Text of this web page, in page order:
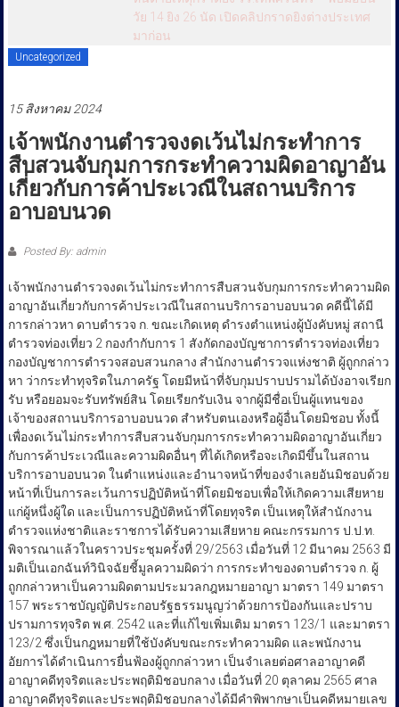
ข้าง
วัย 14 ยิง 26 นัด เปิดคลิปกราดยิงต่างประเทศ
มาก่อน
Uncategorized
15 สิงหาคม 2024
เจ้าพนักงานตำรวจงดเว้นไม่กระทำการ
สืบสวนจับกุมการกระทำความผิดอาญาอัน
เกี่ยวกับการค้าประเวณีในสถานบริการ
อาบอบนวด
Posted By: admin
เจ้าพนักงานตำรวจงดเว้นไม่กระทำการสืบสวนจับกุมการกระทำความผิด
อาญาอันเกี่ยวกับการค้าประเวณีในสถานบริการอาบอบนวด คดีนี้ได้มี
การกล่าวหา ดาบตำรวจ ก. ขณะเกิดเหตุ ดำรงตำแหน่งผู้บังคับหมู่ สถานี
ตำรวจท่องเที่ยว 2 กองกำกับการ 1 สังกัดกองบัญชาการตำรวจท่องเที่ยว
กองบัญชาการตำรวจสอบสวนกลาง สำนักงานตำรวจแห่งชาติ ผู้ถูกกล่าว
หา ว่ากระทำทุจริตในภาครัฐ โดยมีหน้าที่จับกุมปราบปรามได้บังอาจเรียก
รับ หรือยอมจะรับทรัพย์สิน โดยเรียกรับเงิน จากผู้มีชื่อเป็นผู้แทนของ
เจ้าของสถานบริการอาบอบนวด สำหรับตนเองหรือผู้อื่นโดยมิชอบ ทั้งนี้
เพื่องดเว้นไม่กระทำการสืบสวนจับกุมการกระทำความผิดอาญาอันเกี่ยว
กับการค้าประเวณีและความผิดอื่นๆ ที่ได้เกิดหรือจะเกิดมีขึ้นในสถาน
บริการอาบอบนวด ในตำแหน่งและอำนาจหน้าที่ของจำเลยอันมิชอบด้วย
หน้าที่เป็นการละเว้นการปฏิบัติหน้าที่โดยมิชอบเพื่อให้เกิดความเสียหาย
แก่ผู้หนึ่งผู้ใด และเป็นการปฏิบัติหน้าที่โดยทุจริต เป็นเหตุให้สำนักงาน
ตำรวจแห่งชาติและราชการได้รับความเสียหาย คณะกรรมการ ป.ป.ท.
พิจารณาแล้วในคราวประชุมครั้งที่ 29/2563 เมื่อวันที่ 12 มีนาคม 2563 มี
มติเป็นเอกฉันท์วินิจฉัยชี้มูลความผิดว่า การกระทำของดาบตำรวจ ก. ผู้
ถูกกล่าวหาเป็นความผิดตามประมวลกฎหมายอาญา มาตรา 149 มาตรา
157 พระราชบัญญัติประกอบรัฐธรรมนูญว่าด้วยการป้องกันและปราบ
ปรามการทุจริต พ.ศ. 2542 และที่แก้ไขเพิ่มเติม มาตรา 123/1 และมาตรา
123/2 ซึ่งเป็นกฎหมายที่ใช้บังคับขณะกระทำความผิด และพนักงาน
อัยการได้ดำเนินการยื่นฟ้องผู้ถูกกล่าวหา เป็นจำเลยต่อศาลอาญาคดี
อาญาคดีทุจริตและประพฤติมิชอบกลาง เมื่อวันที่ 20 ตุลาคม 2565 ศาล
อาญาคดีทุจริตและประพฤติมิชอบกลางได้มีคำพิพากษาเป็นคดีหมายเลข